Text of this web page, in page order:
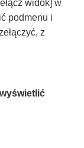
widok] w
podmenu i
z